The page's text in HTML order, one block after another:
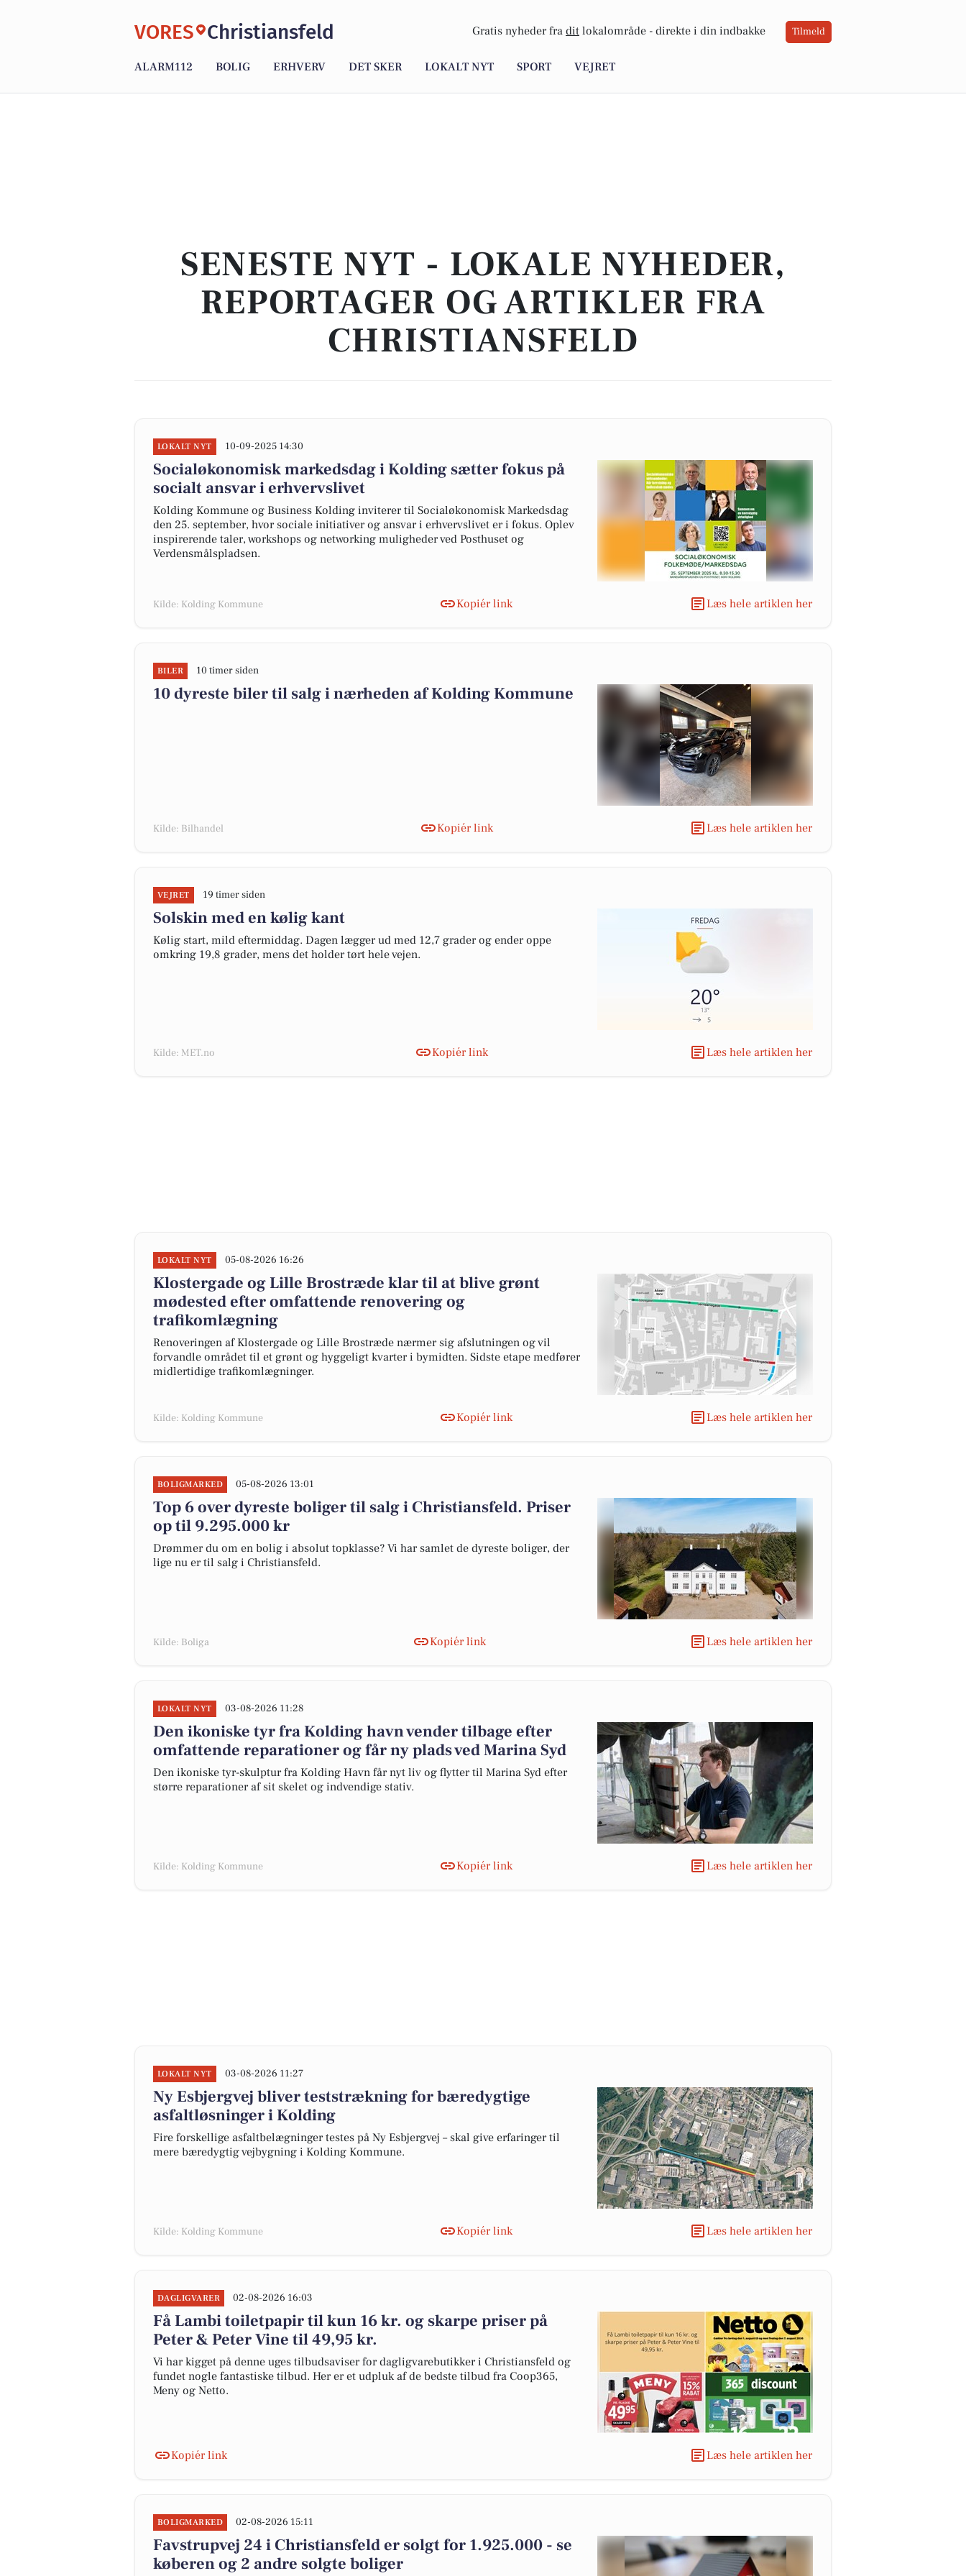
VORES Christiansfeld Gratis nyheder fra dit lokalområde - direkte i din indbakke Tilmeld
ALARM112 BOLIG ERHVERV DET SKER LOKALT NYT SPORT VEJRET
SENESTE NYT - LOKALE NYHEDER,
REPORTAGER OG ARTIKLER FRA
CHRISTIANSFELD
LOKALT NYT 10-09-2025 14:30
Socialøkonomisk markedsdag i Kolding sætter fokus på
socialt ansvar i erhvervslivet
Kolding Kommune og Business Kolding inviterer til Socialøkonomisk Markedsdag
den 25. september, hvor sociale initiativer og ansvar i erhvervslivet er i fokus. Oplev
inspirerende taler, workshops og networking muligheder ved Posthuset og
Verdensmålspladsen.
Kilde: Kolding Kommune Kopiér link Læs hele artiklen her
BILER 10 timer siden
10 dyreste biler til salg i nærheden af Kolding Kommune
Kilde: Bilhandel Kopiér link Læs hele artiklen her
VEJRET 19 timer siden
Solskin med en kølig kant
Kølig start, mild eftermiddag. Dagen lægger ud med 12,7 grader og ender oppe
omkring 19,8 grader, mens det holder tørt hele vejen.
Kilde: MET.no Kopiér link Læs hele artiklen her
LOKALT NYT 05-08-2026 16:26
Klostergade og Lille Brostræde klar til at blive grønt
mødested efter omfattende renovering og
trafikomlægning
Renoveringen af Klostergade og Lille Brostræde nærmer sig afslutningen og vil
forvandle området til et grønt og hyggeligt kvarter i bymidten. Sidste etape medfører
midlertidige trafikomlægninger.
Kilde: Kolding Kommune Kopiér link Læs hele artiklen her
BOLIGMARKED 05-08-2026 13:01
Top 6 over dyreste boliger til salg i Christiansfeld. Priser
op til 9.295.000 kr
Drømmer du om en bolig i absolut topklasse? Vi har samlet de dyreste boliger, der
lige nu er til salg i Christiansfeld.
Kilde: Boliga Kopiér link Læs hele artiklen her
LOKALT NYT 03-08-2026 11:28
Den ikoniske tyr fra Kolding havn vender tilbage efter
omfattende reparationer og får ny plads ved Marina Syd
Den ikoniske tyr-skulptur fra Kolding Havn får nyt liv og flytter til Marina Syd efter
større reparationer af sit skelet og indvendige stativ.
Kilde: Kolding Kommune Kopiér link Læs hele artiklen her
LOKALT NYT 03-08-2026 11:27
Ny Esbjergvej bliver teststrækning for bæredygtige
asfaltløsninger i Kolding
Fire forskellige asfaltbelægninger testes på Ny Esbjergvej – skal give erfaringer til
mere bæredygtig vejbygning i Kolding Kommune.
Kilde: Kolding Kommune Kopiér link Læs hele artiklen her
DAGLIGVARER 02-08-2026 16:03
Få Lambi toiletpapir til kun 16 kr. og skarpe priser på
Peter & Peter Vine til 49,95 kr.
Vi har kigget på denne uges tilbudsaviser for dagligvarebutikker i Christiansfeld og
fundet nogle fantastiske tilbud. Her er et udpluk af de bedste tilbud fra Coop365,
Meny og Netto.
Kopiér link Læs hele artiklen her
BOLIGMARKED 02-08-2026 15:11
Favstrupvej 24 i Christiansfeld er solgt for 1.925.000 - se
køberen og 2 andre solgte boliger